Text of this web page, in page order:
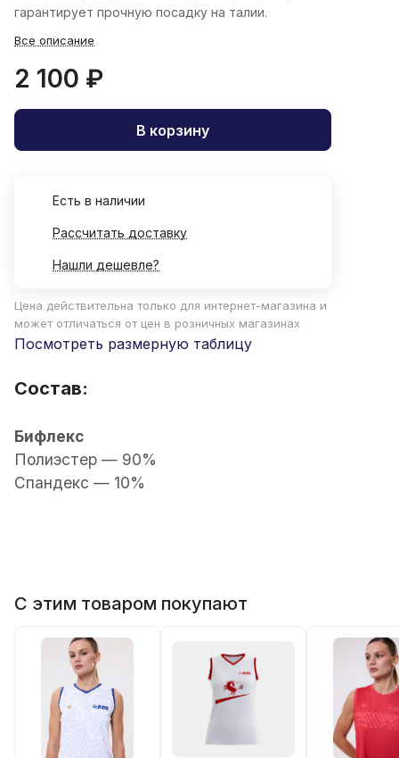
гарантирует прочную посадку на талии.
Все описание
2 100 ₽
В корзину
Есть в наличии
Рассчитать доставку
Нашли дешевле?
Цена действительна только для интернет-магазина и
может отличаться от цен в розничных магазинах
Посмотреть размерную таблицу
Состав:
Бифлекс
Полиэстер — 90%
Спандекс — 10%
С этим товаром покупают